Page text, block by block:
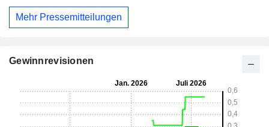
Mehr Pressemitteilungen
Gewinnrevisionen